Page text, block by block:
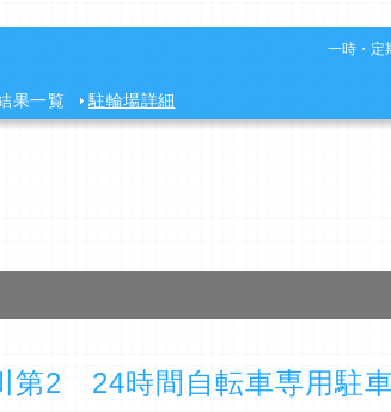
一時・定
果一覧 駐輪場詳細
2 24時間自転車専用駐